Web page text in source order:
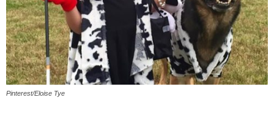
Pinterest/Eloise Tye